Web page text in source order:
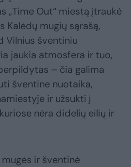
„Time Out“ miestą įtraukė
Kalėdų mugių sąrašą,
Vilnius šventiniu
jaukia atmosfera ir tuo,
– čia galima
šventine nuotaika,
ir užsukti į
nėra didelių eilių ir
ir šventinė